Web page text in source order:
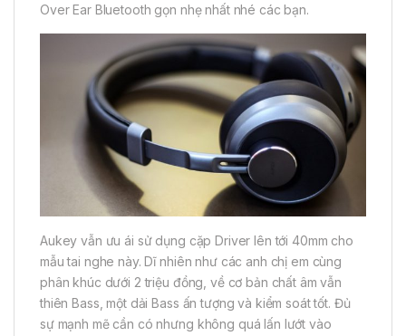
Over Ear Bluetooth gọn nhẹ nhất nhé các bạn.
Aukey vẫn ưu ái sử dụng cặp Driver lên tới 40mm cho
mẫu tai nghe này. Dĩ nhiên như các anh chị em cùng
phân khúc dưới 2 triệu đồng, về cơ bản chất âm vẫn
thiên Bass, một dải Bass ấn tượng và kiểm soát tốt. Đủ
sự mạnh mẽ cần có nhưng không quá lấn lướt vào